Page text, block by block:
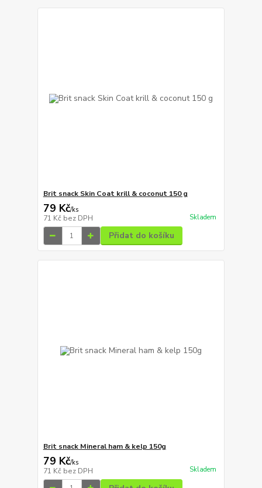
Brit snack Skin Coat krill & coconut 150 g
79 Kč/ks
71 Kč bez DPH Skladem
Přidat do košíku
Brit snack Mineral ham & kelp 150g
79 Kč/ks
71 Kč bez DPH Skladem